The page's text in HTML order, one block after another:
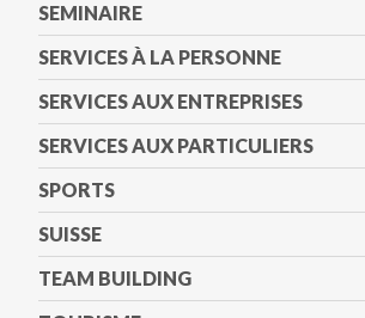
SEMINAIRE
SERVICES À LA PERSONNE
SERVICES AUX ENTREPRISES
SERVICES AUX PARTICULIERS
SPORTS
SUISSE
TEAM BUILDING